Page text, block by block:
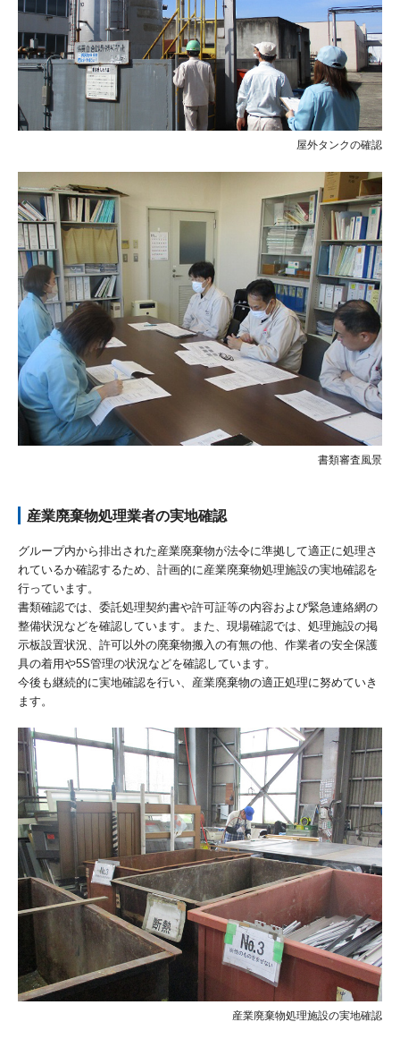
屋外タンクの確認
書類審査風景
産業廃棄物処理業者の実地確認
グループ内から排出された産業廃棄物が法令に準拠して適正に処理さ
れているか確認するため、計画的に産業廃棄物処理施設の実地確認を
行っています。
書類確認では、委託処理契約書や許可証等の内容および緊急連絡網の
整備状況などを確認しています。また、現場確認では、処理施設の掲
示板設置状況、許可以外の廃棄物搬入の有無の他、作業者の安全保護
具の着用や5S管理の状況などを確認しています。
今後も継続的に実地確認を行い、産業廃棄物の適正処理に努めていき
ます。
産業廃棄物処理施設の実地確認